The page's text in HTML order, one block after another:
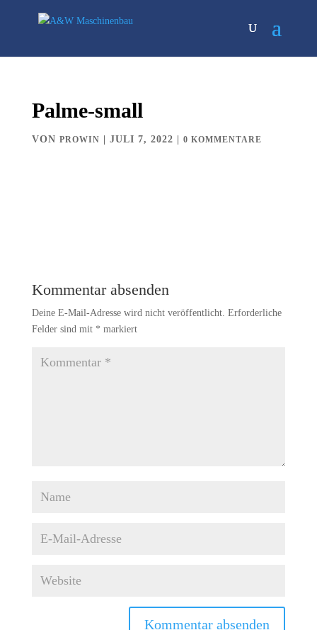
Palme-small
VON PROWIN JULI 7, 2022 0 KOMMENTARE
Kommentar absenden
Deine E-Mail-Adresse wird nicht veröffentlicht. Erforderliche
Felder sind mit * markiert